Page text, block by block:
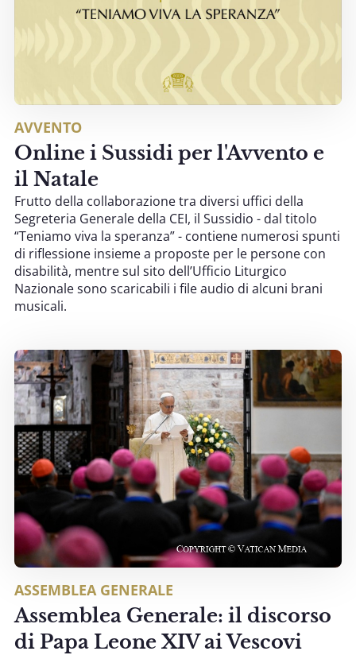
AVVENTO
Online i Sussidi per l'Avvento e
il Natale
Frutto della collaborazione tra diversi uffici della
Segreteria Generale della CEI, il Sussidio - dal titolo
“Teniamo viva la speranza” - contiene numerosi spunti
di riflessione insieme a proposte per le persone con
disabilità, mentre sul sito dell’Ufficio Liturgico
Nazionale sono scaricabili i file audio di alcuni brani
musicali.
ASSEMBLEA GENERALE
Assemblea Generale: il discorso
di Papa Leone XIV ai Vescovi